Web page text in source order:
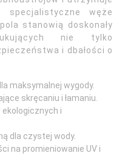
węże
stanowią doskonały
nie tylko
i dbałości o
maksymalnej wygody.
skręcaniu i łamaniu.
ekologicznych i
dla czystej wody.
na promieniowanie UV i